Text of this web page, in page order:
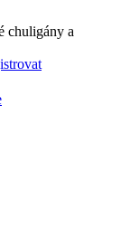
chuligány a